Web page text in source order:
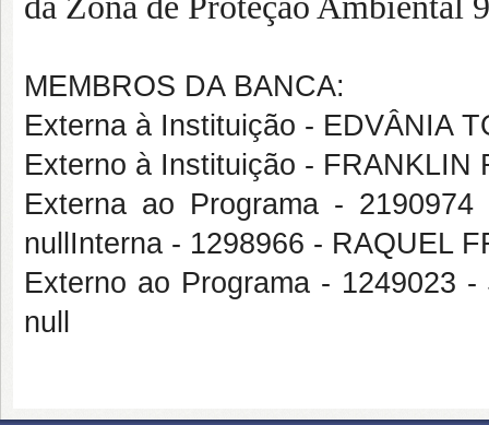
MEMBROS DA BANCA:
Externa à Instituição - EDVÂNIA
Externo à Instituição - FRANKLIN
Externa ao Programa -
nullInterna - 1298966 - RAQUEL
Externo ao Programa - 1249023
null